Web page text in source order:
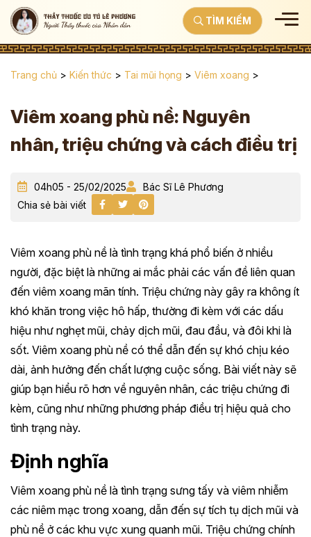
TÌM KIẾM
Trang chủ > Kiến thức > Tai mũi họng > Viêm xoang >
Viêm xoang phù nề: Nguyên
nhân, triệu chứng và cách điều trị
04h05 - 25/02/2025
Bác Sĩ Lê Phương
Chia sẻ bài viết
Viêm xoang phù nề là tình trạng khá phổ biến ở nhiều
người, đặc biệt là những ai mắc phải các vấn đề liên quan
đến viêm xoang mãn tính. Triệu chứng này gây ra không ít
khó khăn trong việc hô hấp, thường đi kèm với các dấu
hiệu như nghẹt mũi, chảy dịch mũi, đau đầu, và đôi khi là
sốt. Viêm xoang phù nề có thể dẫn đến sự khó chịu kéo
dài, ảnh hưởng đến chất lượng cuộc sống. Bài viết này sẽ
giúp bạn hiểu rõ hơn về nguyên nhân, các triệu chứng đi
kèm, cũng như những phương pháp điều trị hiệu quả cho
tình trạng này.
Định nghĩa
Viêm xoang phù nề là tình trạng sưng tấy và viêm nhiễm
các niêm mạc trong xoang, dẫn đến sự tích tụ dịch mũi và
phù nề ở các khu vực xung quanh mũi. Triệu chứng chính